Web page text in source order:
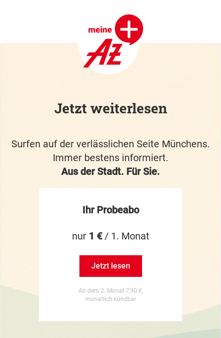
Jetzt weiterlesen
Surfen auf der verlässlichen Seite Münchens.
Immer bestens informiert.
Aus der Stadt. Für Sie.
Ihr Probeabo
nur 1 €/ 1. Monat
Jetzt lesen
Ab dem 2. Monat 7,90 €,
monatlich kündbar